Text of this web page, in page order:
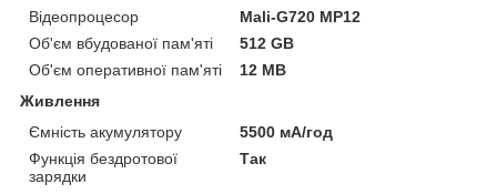
Відеопроцесор
Mali-G720 MP12
Об'єм вбудованої пам'яті
512 GB
Об'єм оперативної пам'яті
12 MB
Живлення
Ємність акумулятору
5500 мА/год
Функція бездротової
зарядки
Так